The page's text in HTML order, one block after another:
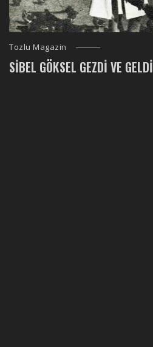
Tozlu Magazin
SIBEL GÖKSEL GEZDI VE GELDI